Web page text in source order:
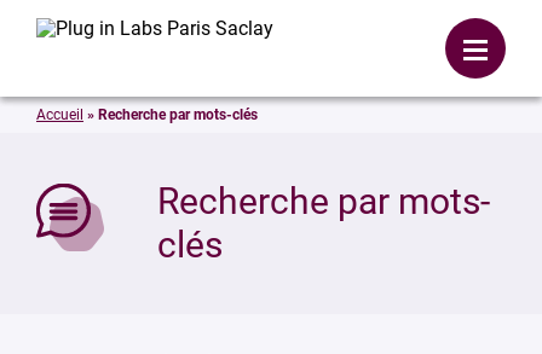
Menu
Recherche par mots-
clés
Accueil » Recherche par mots-clés